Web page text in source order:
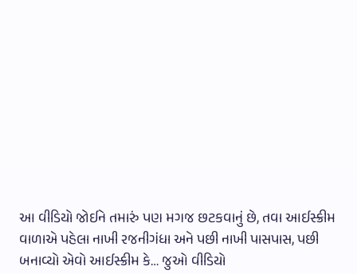
આ વીડિયો જોઈને તમારું પણ મગજ છટકવાનું છે, તવા આઈસ્ક્રીમ
વાળાએ પહેલા નાખી રજનીગંધા અને પછી નાખી પાસપાસ, પછી
બનાવ્યો એવો આઈસ્ક્રીમ કે… જુઓ વીડિયો